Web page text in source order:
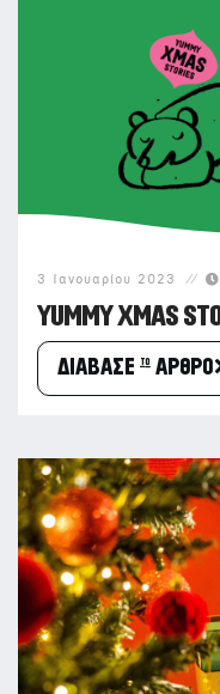
3 Ιανουαρίου 2023
YUMMY XMAS
ΔΙΑΒΑΣΕ το ΑΡΘΡΟ